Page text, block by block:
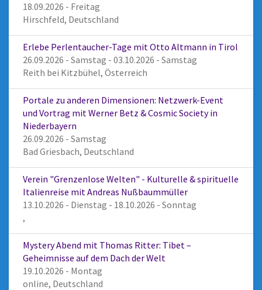
18.09.2026 - Freitag
Hirschfeld, Deutschland
Erlebe Perlentaucher-Tage mit Otto Altmann in Tirol
26.09.2026 - Samstag - 03.10.2026 - Samstag
Reith bei Kitzbühel, Österreich
Portale zu anderen Dimensionen: Netzwerk-Event
und Vortrag mit Werner Betz & Cosmic Society in
Niederbayern
26.09.2026 - Samstag
Bad Griesbach, Deutschland
Verein "Grenzenlose Welten" - Kulturelle & spirituelle
Italienreise mit Andreas Nußbaummüller
13.10.2026 - Dienstag - 18.10.2026 - Sonntag
,
Mystery Abend mit Thomas Ritter: Tibet –
Geheimnisse auf dem Dach der Welt
19.10.2026 - Montag
online, Deutschland